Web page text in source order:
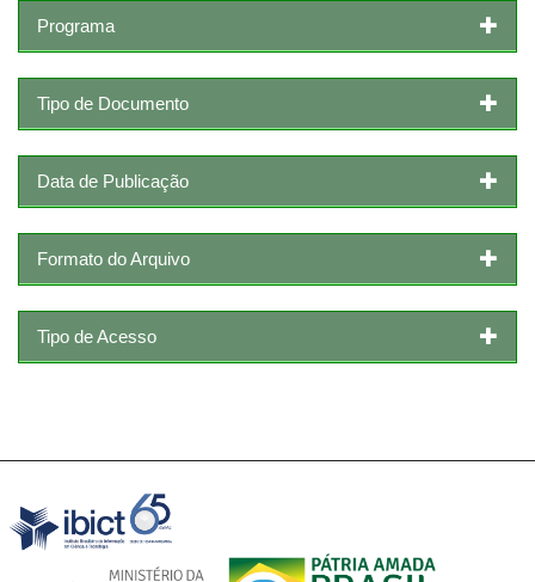
Programa
Tipo de Documento
Data de Publicação
Formato do Arquivo
Tipo de Acesso